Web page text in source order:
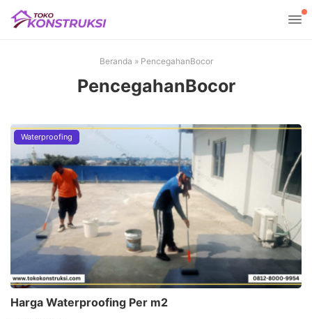
Beranda » PencegahanBocor
PencegahanBocor
Waterproofing
Harga Waterproofing Per m2